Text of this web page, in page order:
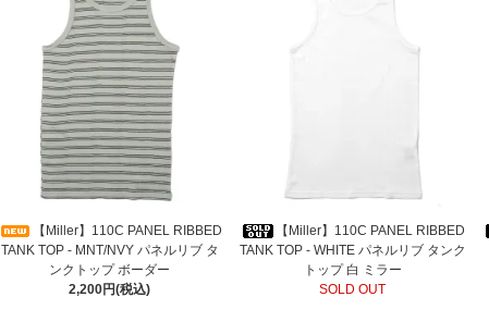
【Miller】110C PANEL RIBBED
TANK TOP - MNT/NVY パネルリブ タ
ンクトップ ボーダー
2,200円(税込)
【Miller】110C PANEL RIBBED
TANK TOP - WHITE パネルリブ タンク
トップ 白 ミラー
SOLD OUT